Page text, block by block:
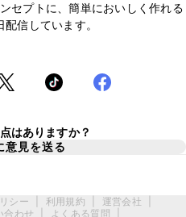
セプトに、簡単においしく作れる
信しています。
はありますか？
意見を送る
シー 利用規約 運営会社
合わせ
よくある質問